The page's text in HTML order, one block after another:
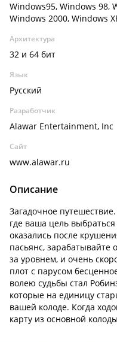
Windows95, Windows 98,
Windows 2000, Windows
Архитектура
32 и 64 бит
Язык
Русский
Разработчик
Alawar Entertainment, Inc
Сайт
www.alawar.ru
Описание
Загадочное
где ваша цель выбраться
оказались после
пасьянс, зарабатывайте
за уровнем, и очень
плот с парусом
волею судьбы стал
которые на единицу
вашей колоде. Когда
карту из основной